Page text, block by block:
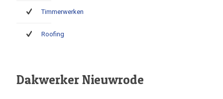
Timmerwerken
Roofing
Dakwerker Nieuwrode